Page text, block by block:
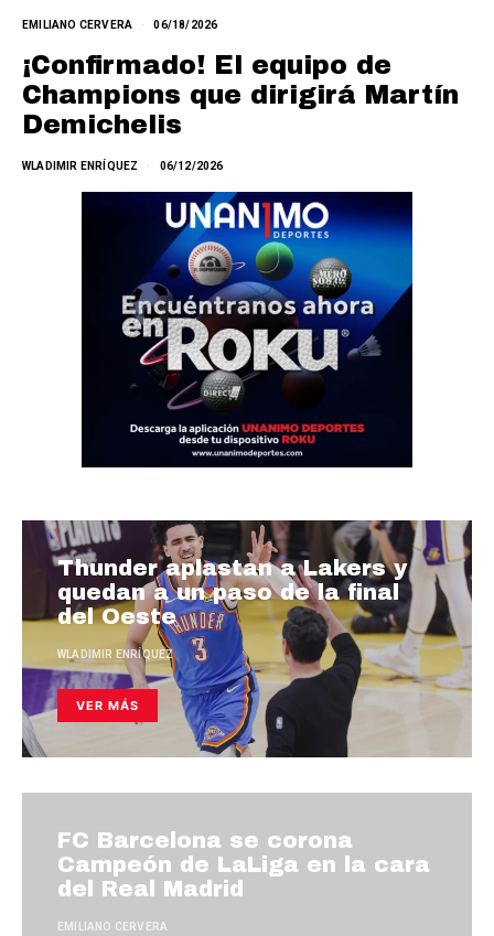
EMILIANO CERVERA 06/18/2026
¡Confirmado! El equipo de
Champions que dirigirá Martín
Demichelis
WLADIMIR ENRÍQUEZ 06/12/2026
Thunder aplastan a Lakers y
quedan a un paso de la final
del Oeste
WLADIMIR ENRÍQUEZ
VER MÁS
FC Barcelona se corona
Campeón de LaLiga en la cara
del Real Madrid
EMILIANO CERVERA